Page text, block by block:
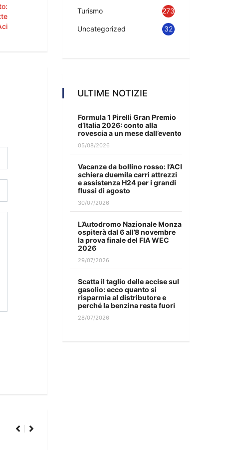
Turismo 273
Uncategorized 32
ULTIME NOTIZIE
Formula 1 Pirelli Gran Premio
d’Italia 2026: conto alla
rovescia a un mese dall’evento
05/08/2026
Vacanze da bollino rosso: l’ACI
schiera duemila carri attrezzi
e assistenza H24 per i grandi
flussi di agosto
30/07/2026
L’Autodromo Nazionale Monza
ospiterà dal 6 all’8 novembre
la prova finale del FIA WEC
2026
29/07/2026
Scatta il taglio delle accise sul
gasolio: ecco quanto si
risparmia al distributore e
perché la benzina resta fuori
28/07/2026